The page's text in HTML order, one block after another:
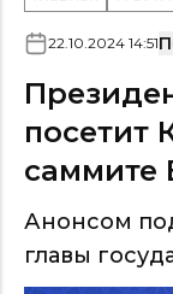
22.10.2024 14:51
посетит
саммите
Анонсом
главы